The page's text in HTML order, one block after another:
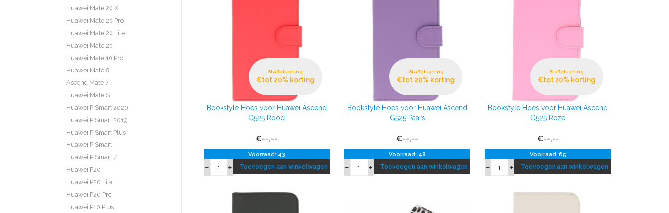
Huawei Mate 20 X
Huawei Mate 20 Pro
Huawei Mate 20 Lite
Huawei Mate 20
Huawei Mate 10 Pro
Huawei Mate 8
Ascend Mate 7
Huawei Mate S
Huawei P Smart 2020
Huawei P Smart 2019
Huawei P Smart Plus
Huawei P Smart
Huawei P Smart Z
Huawei P20
Huawei P20 Lite
Huawei P20 Pro
Huawei P10 Plus
Staffelkorting
€tot 20% korting
Bookstyle Hoes voor Huawei Ascend
G525 Rood
€--,--
Voorraad: 43
Toevoegen aan winkelwagen
Staffelkorting
€tot 20% korting
Bookstyle Hoes voor Huawei Ascend
G525 Paars
€--,--
Voorraad: 48
Toevoegen aan winkelwagen
Staffelkorting
€tot 20% korting
Bookstyle Hoes voor Huawei Ascend
G525 Roze
€--,--
Voorraad: 65
Toevoegen aan winkelwagen